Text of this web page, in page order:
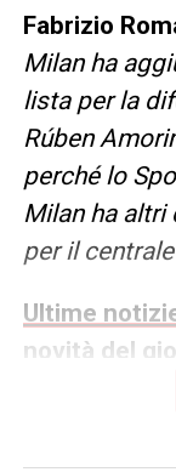
Fabrizio
Milan ha
lista per la
Rúben
perché lo
Milan ha altri
per il
Ultime
novità del